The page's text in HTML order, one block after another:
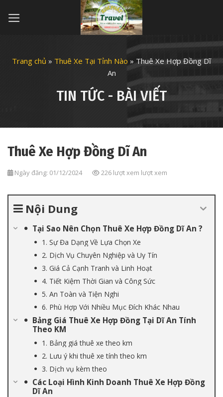
Trang chủ»Thuê Xe Tại Tỉnh Nào»Thuê Xe Hợp Đồng Dĩ
An
TIN TỨC - BÀI VIẾT
Thuê Xe Hợp Đồng Dĩ An
Ngày đăng: 01/12/2024 226 lượt xem lượt xem
Nội Dung
Tại Sao Nên Chọn Thuê Xe Hợp Đồng Dĩ An ?
1. Sự Đa Dạng Về Lựa Chọn Xe
2. Dịch Vụ Chuyên Nghiệp và Uy Tín
3. Giá Cả Cạnh Tranh và Linh Hoạt
4. Tiết Kiệm Thời Gian và Công Sức
5. An Toàn và Tiện Nghi
6. Phù Hợp Với Nhiều Mục Đích Khác Nhau
Bảng Giá Thuê Xe Hợp Đồng Tại Dĩ An Tính
Theo KM
1. Bảng giá thuê xe theo km
2. Lưu ý khi thuê xe tính theo km
3. Dịch vụ kèm theo
Các Loại Hình Kinh Doanh Thuê Xe Hợp Đồng
Dĩ An